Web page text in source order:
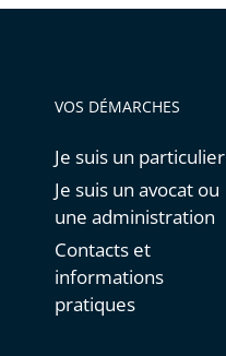
VOS DÉMARCHES
Je suis un particulier
Je suis un avocat ou
une administration
Contacts et
informations
pratiques